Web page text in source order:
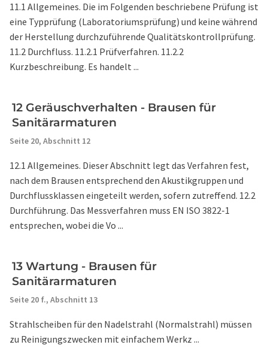
11.1 Allgemeines. Die im Folgenden beschriebene Prüfung ist
eine Typprüfung (Laboratoriumsprüfung) und keine während
der Herstellung durchzuführende Qualitätskontrollprüfung.
11.2 Durchfluss. 11.2.1 Prüfverfahren. 11.2.2
Kurzbeschreibung. Es handelt ...
12 Geräuschverhalten - Brausen für
Sanitärarmaturen
Seite 20, Abschnitt 12
12.1 Allgemeines. Dieser Abschnitt legt das Verfahren fest,
nach dem Brausen entsprechend den Akustikgruppen und
Durchflussklassen eingeteilt werden, sofern zutreffend. 12.2
Durchführung. Das Messverfahren muss EN ISO 3822-1
entsprechen, wobei die Vo ...
13 Wartung - Brausen für
Sanitärarmaturen
Seite 20 f., Abschnitt 13
Strahlscheiben für den Nadelstrahl (Normalstrahl) müssen
zu Reinigungszwecken mit einfachem Werkz ...